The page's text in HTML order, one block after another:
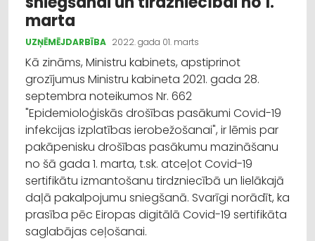
marta
UZŅĒMĒJDARBĪBA 2022. gada 01. marts
Kā zināms, Ministru kabinets, apstiprinot
grozījumus Ministru kabineta 2021. gada 28.
septembra noteikumos Nr. 662
"Epidemioloģiskās drošības pasākumi Covid-19
infekcijas izplatības ierobežošanai", ir lēmis par
pakāpenisku drošības pasākumu mazināšanu
no šā gada 1. marta, t.sk. atceļot Covid-19
sertifikātu izmantošanu tirdzniecībā un lielākajā
daļā pakalpojumu sniegšanā. Svarīgi norādīt, ka
prasība pēc Eiropas digitālā Covid-19 sertifikāta
saglabājas ceļošanai.